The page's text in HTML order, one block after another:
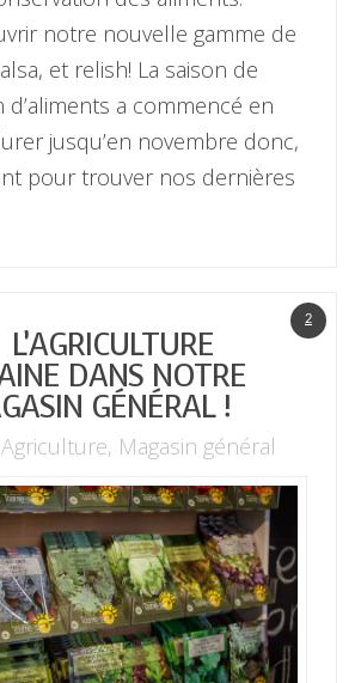
notre nouvelle gamme de
et relish! La saison de
d’aliments a commencé en
jusqu’en novembre donc,
pour trouver nos dernières
2
L’AGRICULTURE
DANS NOTRE
GÉNÉRAL !
Agriculture, Magasin général